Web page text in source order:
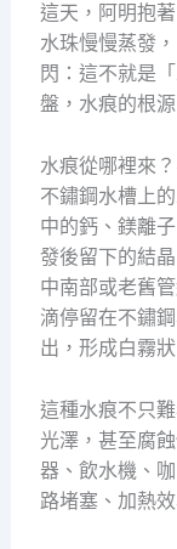
這天，阿明抱
水珠慢慢蒸發
閃：這不就是
盤，水痕的根
水痕從哪裡來
不鏽鋼水槽上
中的鈣、鎂離
發後留下的結
中南部或老舊
滴停留在不鏽
出，形成白霧
這種水痕不只
光澤，甚至腐
器、飲水機、
路堵塞、加熱